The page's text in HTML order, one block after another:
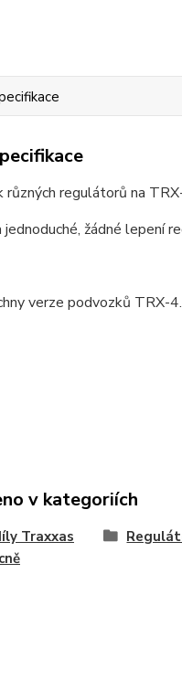
různých regulátorů na
žádné lepení
verze podvozků TRX-4.
v kategoriích
Traxxas